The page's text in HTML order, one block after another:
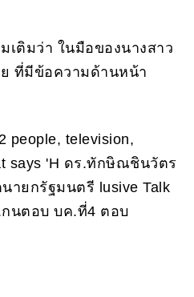
เติมว่า ในมือของนางสาว
ที่มีข้อความด้านหน้า